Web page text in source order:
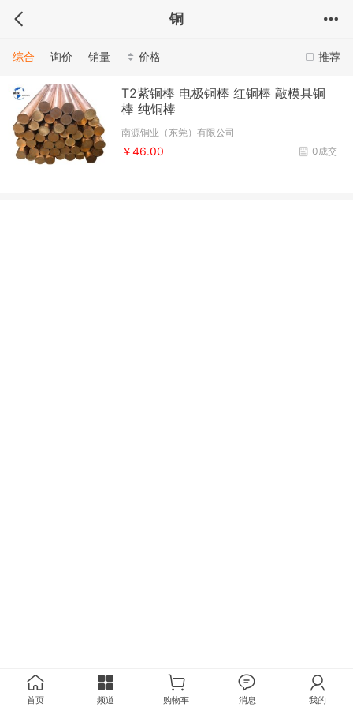
铜
推荐
综合 询价 销量 价格
T2紫铜棒 电极铜棒 红铜棒 敲模具铜
棒 纯铜棒
南源铜业（东莞）有限公司
0成交
￥46.00
首页 频道 购物车 消息 我的